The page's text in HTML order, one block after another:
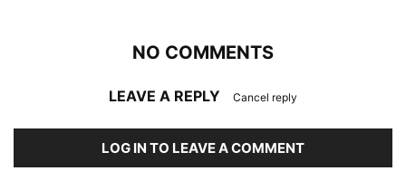
NO COMMENTS
LEAVE A REPLY Cancel reply
LOG IN TO LEAVE A COMMENT